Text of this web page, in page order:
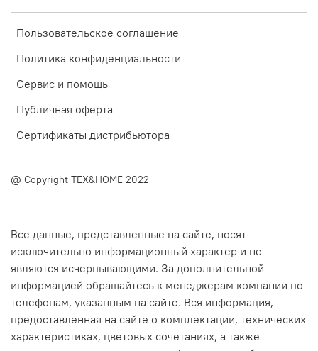
Пользовательское соглашение
Политика конфиденциальности
Сервис и помощь
Публичная оферта
Сертификаты дистрибьютора
@ Copyright TEX&HOME 2022
Все данные, представленные на сайте, носят
исключительно информационный характер и не
являются исчерпывающими. За дополнительной
информацией обращайтесь к менеджерам компании по
телефонам, указанным на сайте. Вся информация,
предоставленная на сайте о комплектации, технических
характеристиках, цветовых сочетаниях, а также